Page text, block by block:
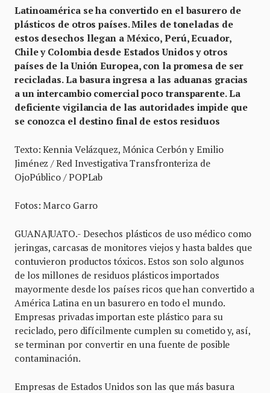
Latinoamérica se ha convertido en el basurero de
plásticos de otros países. Miles de toneladas de
estos desechos llegan a México, Perú, Ecuador,
Chile y Colombia desde Estados Unidos y otros
países de la Unión Europea, con la promesa de ser
recicladas. La basura ingresa a las aduanas gracias
a un intercambio comercial poco transparente. La
deficiente vigilancia de las autoridades impide que
se conozca el destino final de estos residuos
Texto: Kennia Velázquez, Mónica Cerbón y Emilio
Jiménez / Red Investigativa Transfronteriza de
OjoPúblico / POPLab
Fotos: Marco Garro
GUANAJUATO.- Desechos plásticos de uso médico como
jeringas, carcasas de monitores viejos y hasta baldes que
contuvieron productos tóxicos. Estos son solo algunos
de los millones de residuos plásticos importados
mayormente desde los países ricos que han convertido a
América Latina en un basurero en todo el mundo.
Empresas privadas importan este plástico para su
reciclado, pero difícilmente cumplen su cometido y, así,
se terminan por convertir en una fuente de posible
contaminación.
Empresas de Estados Unidos son las que más basura